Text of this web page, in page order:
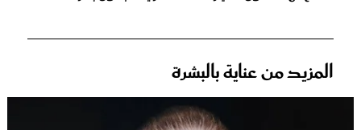
المزيد من عناية بالبشرة